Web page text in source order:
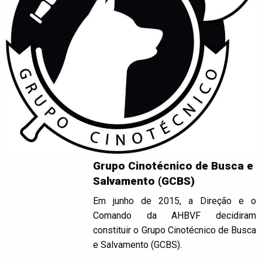
Grupo Cinotécnico de Busca e
Salvamento (GCBS)
Em junho de 2015, a Direção e o
Comando da AHBVF decidiram
constituir o Grupo Cinotécnico de Busca
e Salvamento (GCBS).